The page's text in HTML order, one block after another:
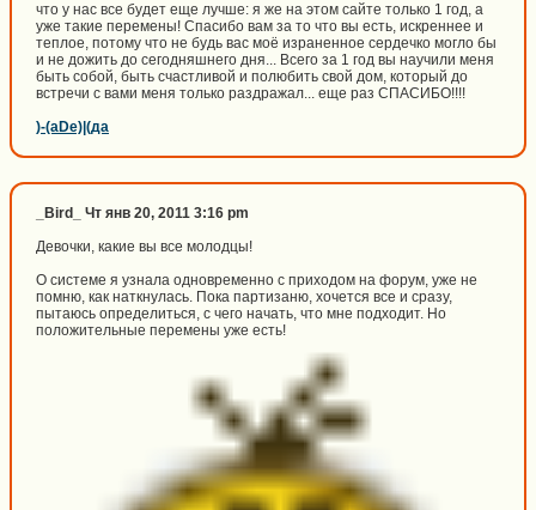
что у нас все будет еще лучше: я же на этом сайте только 1 год, а
уже такие перемены! Спасибо вам за то что вы есть, искреннее и
теплое, потому что не будь вас моё израненное сердечко могло бы
и не дожить до сегодняшнего дня... Всего за 1 год вы научили меня
быть собой, быть счастливой и полюбить свой дом, который до
встречи с вами меня только раздражал... еще раз СПАСИБО!!!!
)-(aDe)|(да
_Bird_ Чт янв 20, 2011 3:16 pm
Девочки, какие вы все молодцы!
О системе я узнала одновременно с приходом на форум, уже не
помню, как наткнулась. Пока партизаню, хочется все и сразу,
пытаюсь определиться, с чего начать, что мне подходит. Но
положительные перемены уже есть!